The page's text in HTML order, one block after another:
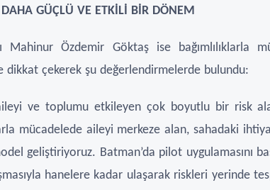
GÜÇLÜ VE ETKİLİ BİR DÖNEM
Özdemir Göktaş ise bağımlılıklarla
dikkat çekerek şu değerlendirmelerde bulundu:
aileyi ve toplumu etkileyen çok boyutlu bir risk
mücadelede aileyi merkeze alan, sahadaki
geliştiriyoruz. Batman’da pilot uygulamasını
hanelere kadar ulaşarak riskleri yerinde